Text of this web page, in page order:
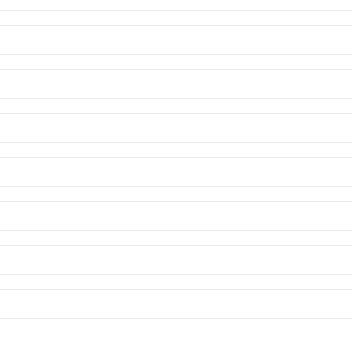
(pomfi) rosse e pruriginose che derivano da una
man mano che la reazione fa il suo corso.
spontaneamente entro pochi giorni o comunque in
giorni è opportuno rivolgersi al medico.
per più di sei settimane e ricorrono frequentemente per
includono:
area del corpo
appaiono e si sbiadiscono ripetutamente
e gola
come il calore, l'esercizio fisicoe lostress
al rilascio di istamina (sostanza chimica prodotta
basofili) e altre sostanze chimiche nel sangue
che includono:
orticaria o angioedema. I più comuni includono
freddo, luce solare, acqua, pressione o sfregamento
si manifestano occasionalmente in risposta a
forma rara. È legato a bassi livelli o funzionamento
eseguirà un esame fisico, esaminerà i pomfi e
approfonditi.
necessario alcun trattamento. In caso di prurito
.
è il dermatologo che cercherà la
il dermatologo potrebbe prescrivere altri farmaci
gonfiore alla gola o alla lingua è tale da causare il blocco
interferire con il sonno, il lavoro e altre attività.
o lenire, le reazioni cutanee ricorrenti dell'orticaria
i ponfi, i cibi mangiati, le attività svolte, per
EuroGuiDerm/APAAACI guideline for the definition,